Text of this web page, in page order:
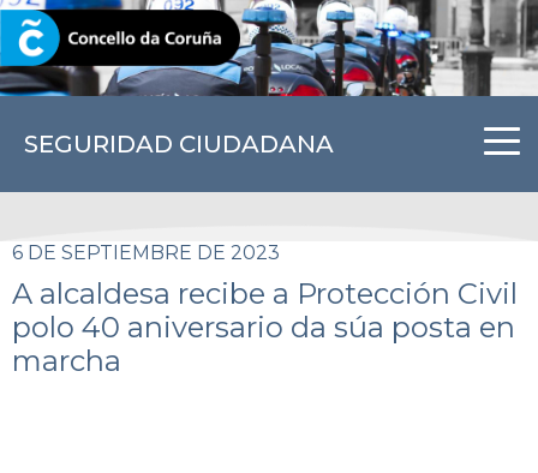
SEGURIDAD CIUDADANA
CORUNA.GAL
6 DE SEPTIEMBRE DE 2023
A alcaldesa recibe a Protección Civil
polo 40 aniversario da súa posta en
marcha